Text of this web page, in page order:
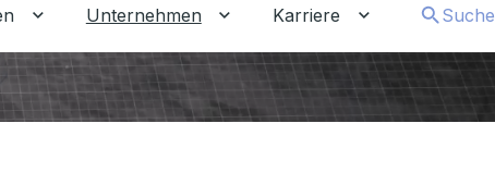
Suche
umschalten
Untermenü für Gewerbekunden umschalten
Unternehmen Untermenü für Unternehmen
Karriere Untermenü für